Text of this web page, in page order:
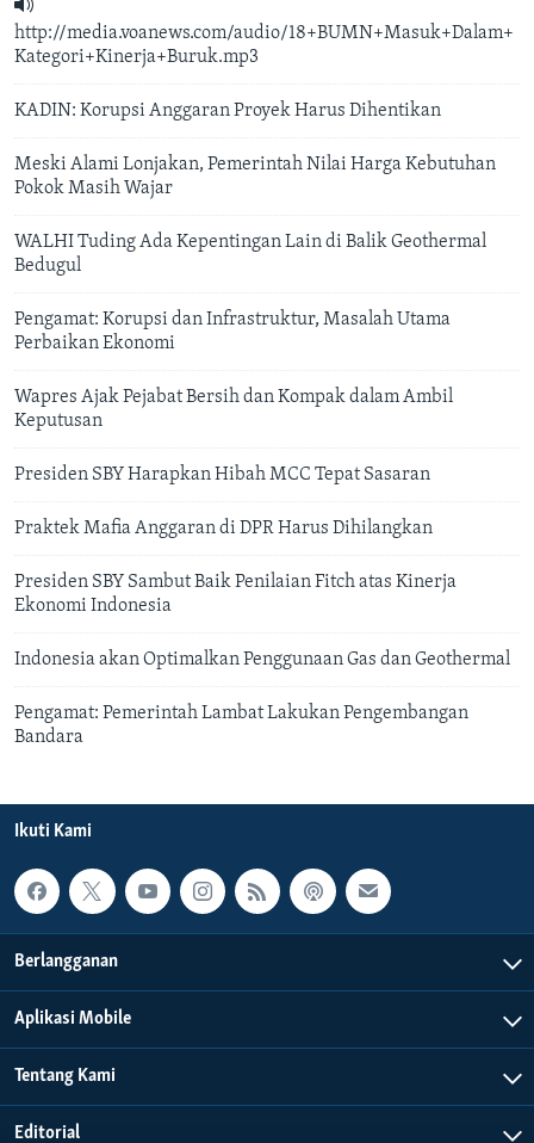
http://media.voanews.com/audio/18+BUMN+Masuk+Dalam+
Kategori+Kinerja+Buruk.mp3
KADIN: Korupsi Anggaran Proyek Harus Dihentikan
Meski Alami Lonjakan, Pemerintah Nilai Harga Kebutuhan
Pokok Masih Wajar
WALHI Tuding Ada Kepentingan Lain di Balik Geothermal
Bedugul
Pengamat: Korupsi dan Infrastruktur, Masalah Utama
Perbaikan Ekonomi
Wapres Ajak Pejabat Bersih dan Kompak dalam Ambil
Keputusan
Presiden SBY Harapkan Hibah MCC Tepat Sasaran
Praktek Mafia Anggaran di DPR Harus Dihilangkan
Presiden SBY Sambut Baik Penilaian Fitch atas Kinerja
Ekonomi Indonesia
Indonesia akan Optimalkan Penggunaan Gas dan Geothermal
Pengamat: Pemerintah Lambat Lakukan Pengembangan
Bandara
Ikuti Kami
Berlangganan
Aplikasi Mobile
Tentang Kami
Editorial